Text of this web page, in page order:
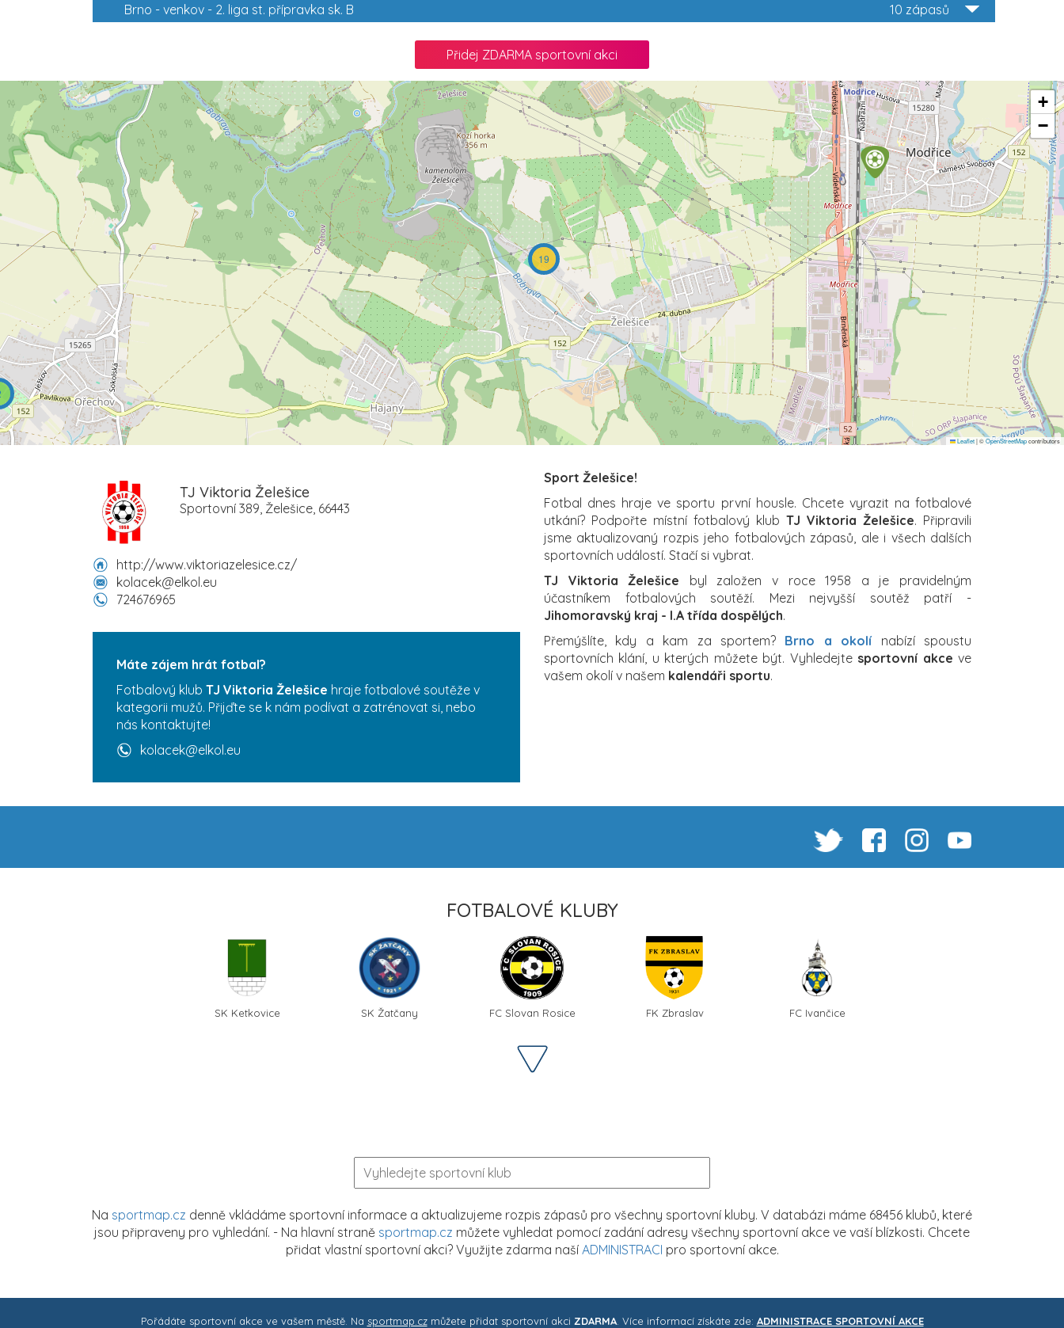
10 zápasů
Brno - venkov - 2. liga st. přípravka sk. B
Přidej ZDARMA sportovní akci
19
+
−
Leaflet|©OpenStreetMapcontributors
TJ Viktoria Želešice
Sportovní 389, Želešice, 66443
http://www.viktoriazelesice.cz/
kolacek@elkol.eu
724676965
Máte zájem hrát fotbal?
Fotbalový klub TJ Viktoria Želešice hraje fotbalové soutěže v
kategorii mužů. Přijďte se k nám podívat a zatrénovat si, nebo
nás kontaktujte!
kolacek@elkol.eu
Sport Želešice!
Fotbal dnes hraje ve sportu první housle. Chcete vyrazit na fotbalové
utkání? Podpořte místní fotbalový klub TJ Viktoria Želešice. Připravili
jsme aktualizovaný rozpis jeho fotbalových zápasů, ale i všech dalších
sportovních událostí. Stačí si vybrat.
TJ Viktoria Želešice byl založen v roce 1958 a je pravidelným
účastníkem fotbalových soutěží. Mezi nejvyšší soutěž patří -
Jihomoravský kraj - I.A třída dospělých.
Přemýšlíte, kdy a kam za sportem? Brno a okolínabízí spoustu
sportovních klání, u kterých můžete být. Vyhledejte sportovní akce ve
vašem okolí v našem kalendáři sportu.
FOTBALOVÉ KLUBY
SK Ketkovice SK Žatčany FC Slovan Rosice FK Zbraslav FC Ivančice
Na sportmap.cz denně vkládáme sportovní informace a aktualizujeme rozpis zápasů pro všechny sportovní kluby. V databázi máme 68456 klubů, které
jsou připraveny pro vyhledání. - Na hlavní straně sportmap.cz můžete vyhledat pomocí zadání adresy všechny sportovní akce ve vaší blízkosti. Chcete
přidat vlastní sportovní akci? Využijte zdarma naší ADMINISTRACI pro sportovní akce.
Pořádáte sportovní akce ve vašem městě. Na sportmap.czmůžete přidat sportovní akci ZDARMA. Více informací získáte zde: ADMINISTRACE SPORTOVNÍ AKCE